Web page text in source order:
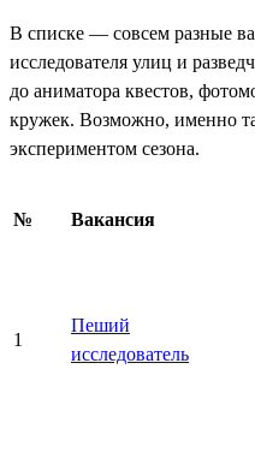
В списке — совсем разные
исследователя улиц и
до аниматора квестов,
кружек. Возможно, именно
экспериментом сезона.
№ Вакансия
1
Пеший
исследователь